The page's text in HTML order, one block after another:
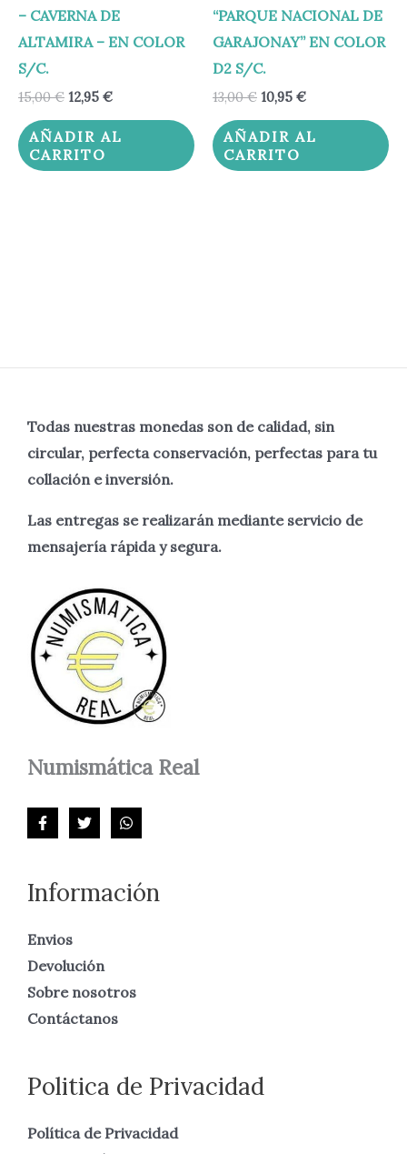
– CAVERNA DE
ALTAMIRA – EN COLOR
S/C.
15,00€ 12,95 €
AÑADIR AL
CARRITO
“PARQUE NACIONAL DE
GARAJONAY” EN COLOR
D2 S/C.
13,00€ 10,95 €
AÑADIR AL
CARRITO
Todas nuestras monedas son de calidad, sin
circular, perfecta conservación, perfectas para tu
collación e inversión.
Las entregas se realizarán mediante servicio de
mensajería rápida y segura.
NumismáticaReal
Información
Envios
Devolución
Sobre nosotros
Contáctanos
Politica de Privacidad
Política de Privacidad